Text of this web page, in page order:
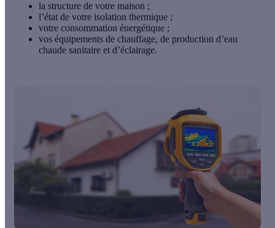
la structure de votre maison ;
l’état de votre isolation thermique ;
votre consommation énergétique ;
vos équipements de chauffage, de production d’eau
chaude sanitaire et d’éclairage.